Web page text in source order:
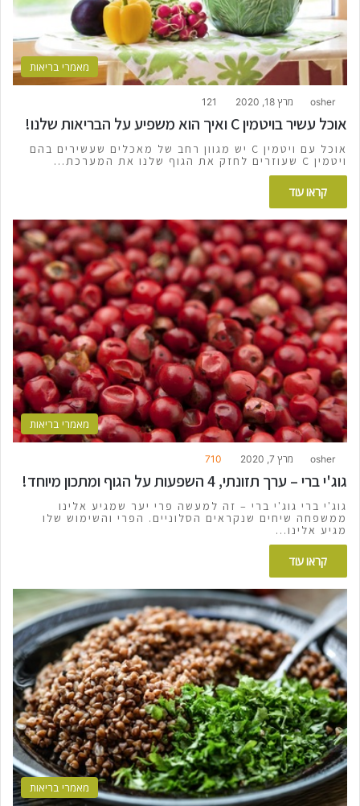
מאמרי בריאות
osher מרץ 18, 2020 121
אוכל עשיר בויטמין C ואיך הוא משפיע על הבריאות שלנו!
אוכל עם ויטמין C יש מגוון רחב של מאכלים שעשירים בהם
ויטמין C שעוזרים לחזק את הגוף שלנו את המערכת…
קראו עוד
מאמרי בריאות
osher מרץ 7, 2020 710
גוג'י ברי – ערך תזונתי, 4 השפעות על הגוף ומתכון מיוחד!
גוג'י ברי גוג'י ברי – זה למעשה פרי יער שמגיע אלינו
ממשפחה שיחים שנקראים הסלוניים. הפרי והשימוש שלו
מגיע אלינו…
קראו עוד
מאמרי בריאות